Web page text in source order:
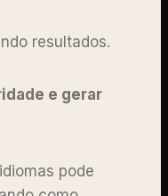
resultados.
e gerar
pode